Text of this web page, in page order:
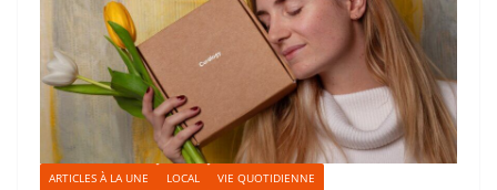
ARTICLES À LA UNE LOCAL VIE QUOTIDIENNE